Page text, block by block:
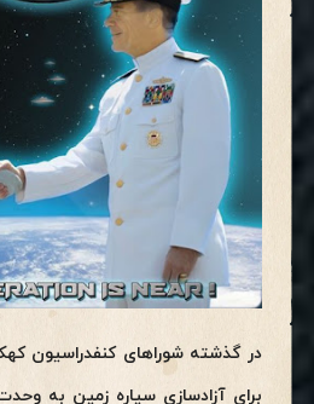
در گذشته شوراهای کنفدراسیون
برای آزادسازی سیاره زمین به